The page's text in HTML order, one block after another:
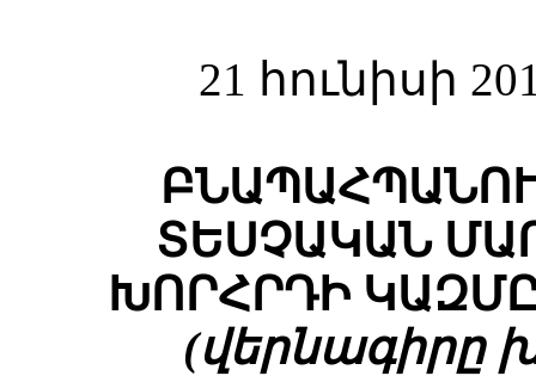
21 հունիսի
ՏԵՍՉԱԿԱՆ
ԽՈՐՀՐԴԻ
(վերնագիրը